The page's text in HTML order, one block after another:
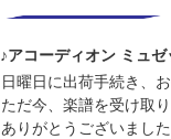
♪アコーディオン ミュゼ
日曜日に出荷手続き、
ただ今、楽譜を受け取
ありがとうございました